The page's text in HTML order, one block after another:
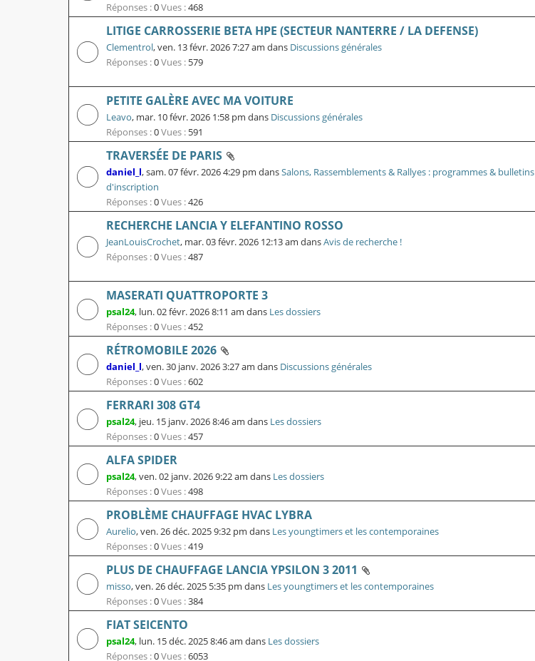
Réponses :0Vues :468
LITIGE CARROSSERIE BETA HPE (SECTEUR NANTERRE / LA DEFENSE)
Clementrol,ven. 13 févr. 2026 7:27 am dans Discussions générales
Réponses :0Vues : 579
PETITE GALÈRE AVEC MA VOITURE
Leavo, mar. 10 févr. 2026 1:58 pm dans Discussions générales
Réponses :0Vues : 591
TRAVERSÉE DE PARIS
daniel_l,sam. 07 févr. 2026 4:29 pm dansSalons, Rassemblements & Rallyes : programmes & bulletins
d'inscription
Réponses :0Vues :426
RECHERCHE LANCIA Y ELEFANTINO ROSSO
JeanLouisCrochet, mar. 03 févr. 2026 12:13 am dansAvis de recherche !
Réponses :0Vues :487
MASERATI QUATTROPORTE 3
psal24, lun. 02 févr. 2026 8:11 am dans Les dossiers
Réponses :0Vues :452
RÉTROMOBILE 2026
daniel_l,ven. 30 janv. 2026 3:27 am dans Discussions générales
Réponses :0Vues :602
FERRARI 308 GT4
psal24, jeu. 15 janv. 2026 8:46 am dans Les dossiers
Réponses :0Vues :457
ALFA SPIDER
psal24,ven. 02 janv. 2026 9:22 am dans Les dossiers
Réponses :0Vues :498
PROBLÈME CHAUFFAGE HVAC LYBRA
Aurelio,ven. 26 déc. 2025 9:32 pm dans Les youngtimers et les contemporaines
Réponses :0Vues :419
PLUS DE CHAUFFAGE LANCIA YPSILON 3 2011
misso,ven. 26 déc. 2025 5:35 pm dans Les youngtimers et les contemporaines
Réponses :0Vues :384
FIAT SEICENTO
psal24, lun. 15 déc. 2025 8:46 am dans Les dossiers
Réponses :0Vues :6053